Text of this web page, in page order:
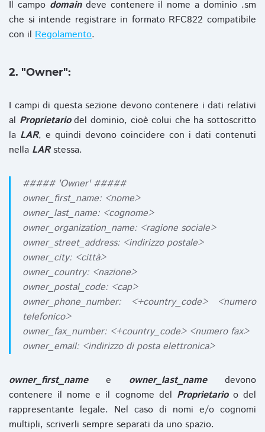
Il campo domaindeve contenere il nome a dominio .sm
che si intende registrare in formato RFC822 compatibile
con il Regolamento.
2. "Owner":
I campi di questa sezione devono contenere i dati relativi
al Proprietariodel dominio, cioè colui che ha sottoscritto
la LAR, e quindi devono coincidere con i dati contenuti
nella LARstessa.
##### 'Owner' #####
owner_first_name: <nome>
owner_last_name: <cognome>
owner_organization_name: <ragione sociale>
owner_street_address: <indirizzo postale>
owner_city: <città>
owner_country: <nazione>
owner_postal_code: <cap>
owner_phone_number: <+country_code> <numero
telefonico>
owner_fax_number: <+country_code> <numero fax>
owner_email: <indirizzo di posta elettronica>
owner_first_namee owner_last_namedevono
contenere il nome e il cognome del Proprietarioo del
rappresentante legale. Nel caso di nomi e/o cognomi
multipli, scriverli sempre separati da uno spazio.